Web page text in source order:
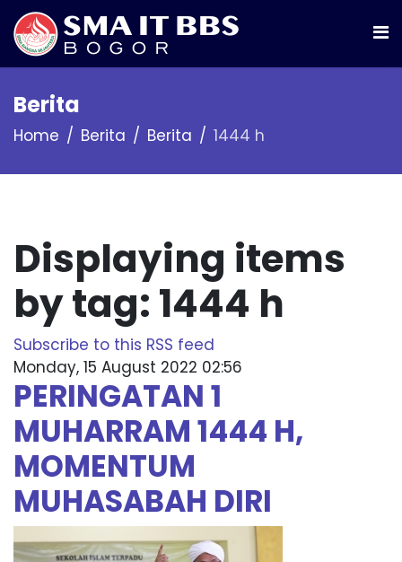
Berita
Home Berita Berita 1444 h
Displaying items
by tag: 1444 h
Subscribe to this RSS feed
Monday, 15 August 2022 02:56
PERINGATAN 1
MUHARRAM 1444 H,
MOMENTUM
MUHASABAH DIRI